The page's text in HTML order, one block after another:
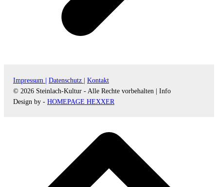
Impressum | Datenschutz |
Kontakt
© 2026 Steinlach-Kultur - Alle Rechte vorbehalten |
Info
Design by - HOMEPAGE HEXXER